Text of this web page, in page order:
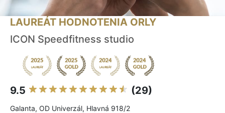
LAUREÁT HODNOTENIA ORLY
ICON Speedfitness studio
9.5 (29)
Galanta, OD Univerzál, Hlavná 918/2